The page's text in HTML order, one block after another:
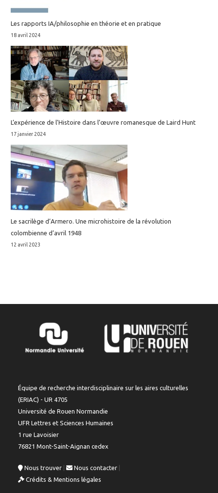
Les rapports IA/philosophie en théorie et en pratique
18 avril 2024
L’expérience de l’Histoire dans l’œuvre romanesque de Laird Hunt
17 janvier 2024
Le sacrilège d’Armero. Une microhistoire de la révolution
colombienne d’avril 1948
12 avril 2023
Équipe de recherche interdisciplinaire sur les aires culturelles
(ERIAC) - UR 4705
Université de Rouen Normandie
UFR Lettres et Sciences Humaines
1 rue Lavoisier
76821 Mont-Saint-Aignan cedex
Nous trouver | Nous contacter
Crédits & Mentions légales